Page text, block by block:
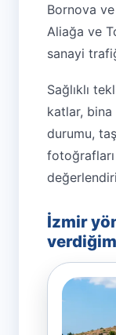
Bornova
Aliağa ve
sanayi
Sağlıklı
katlar, bina
durumu,
İzmir